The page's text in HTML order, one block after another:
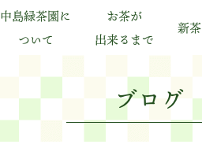
中島緑茶園に
ついて
お茶が
出来るまで
新茶
ブログ